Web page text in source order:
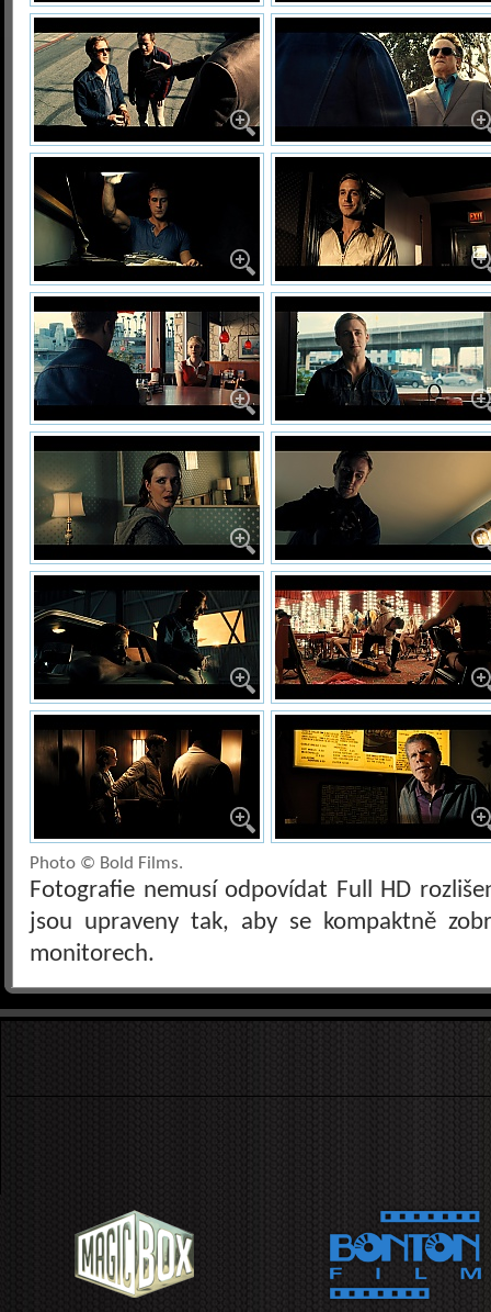
Photo © Bold Films.
Fotografie nemusí odpovídat Full HD
jsou upraveny tak, aby se kompaktně
monitorech.